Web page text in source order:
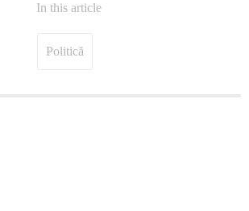
In this article
Politică